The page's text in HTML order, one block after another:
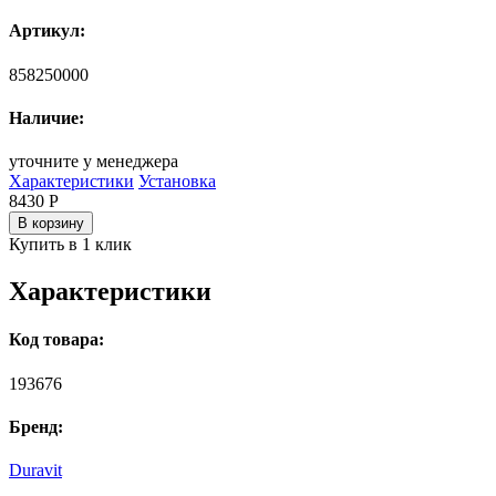
Артикул:
858250000
Наличие:
уточните у менеджера
Характеристики Установка
8430 Р
В корзину
Купить в 1 клик
Характеристики
Код товара:
193676
Бренд:
Duravit